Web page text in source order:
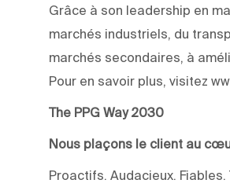
Grâce à son leadership en
marchés industriels, du
marchés secondaires, à
Pour en savoir plus, visitez
The PPG Way 2030
Nous plaçons le client au
Proactifs. Audacieux.